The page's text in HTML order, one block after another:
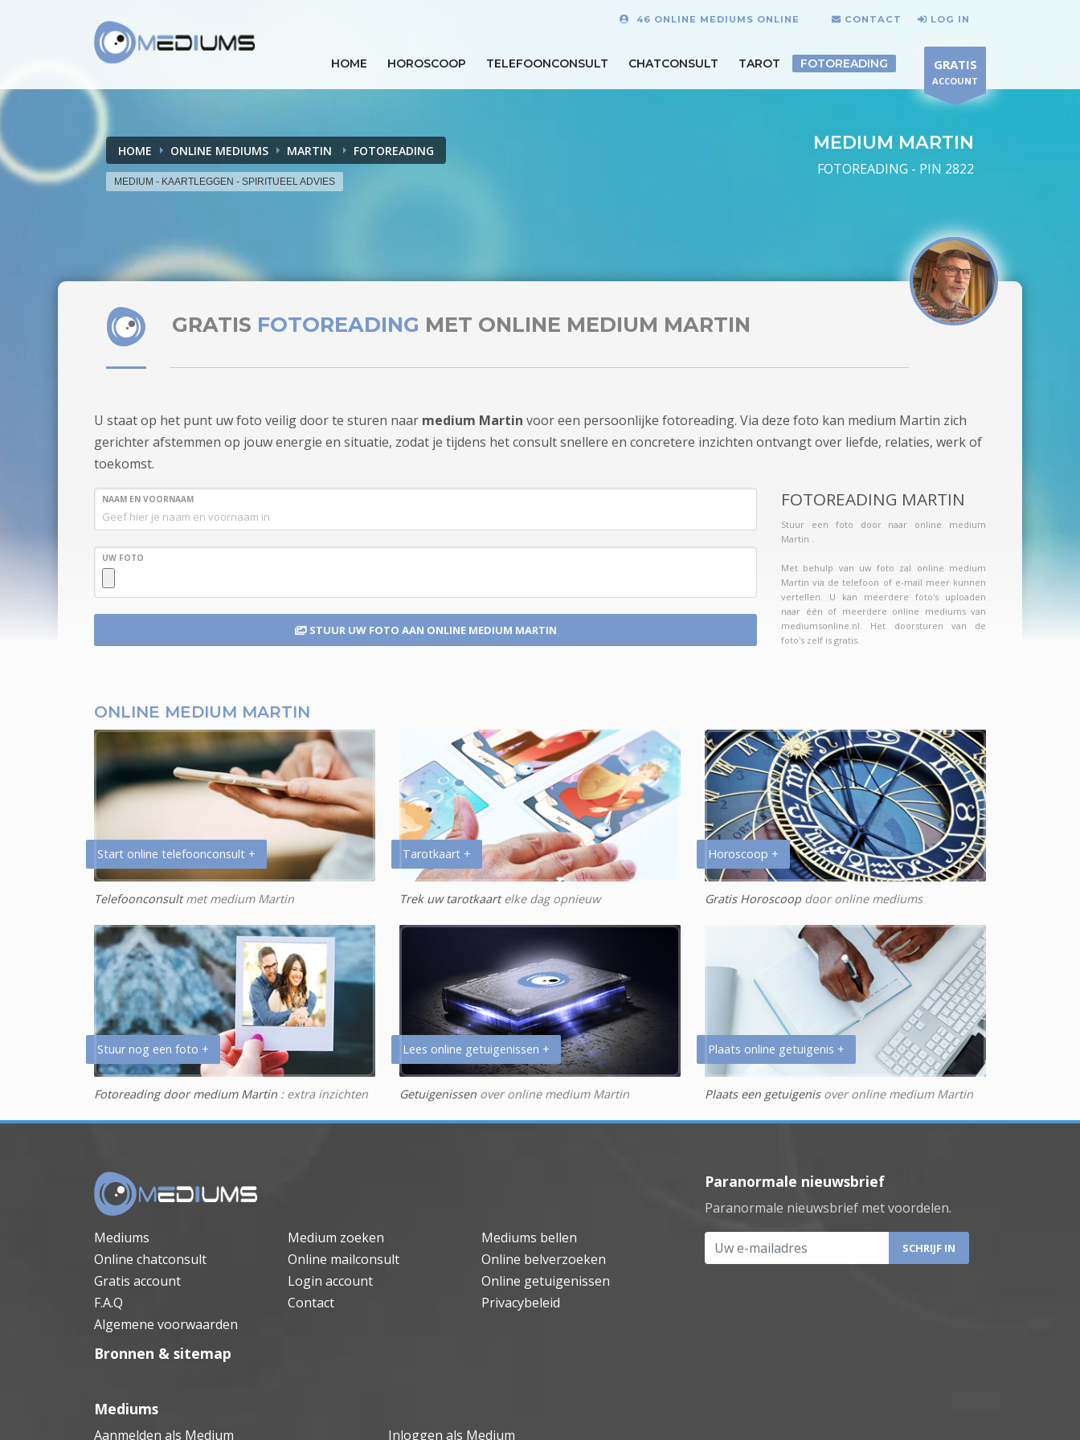
46 ONLINE MEDIUMS ONLINE CONTACT LOG IN
HOME HOROSCOOP TELEFOONCONSULT CHATCONSULT TAROT FOTOREADING GRATIS
ACCOUNT
HOME ONLINE MEDIUMS MARTIN FOTOREADING
MEDIUM - KAARTLEGGEN - SPIRITUEEL ADVIES
MEDIUM MARTIN
FOTOREADING - PIN 2822
GRATIS FOTOREADING MET ONLINE MEDIUM MARTIN
U staat op het punt uw foto veilig door te sturen naar medium Martin voor een persoonlijke fotoreading. Via deze foto kan medium Martin zich
gerichter afstemmen op jouw energie en situatie, zodat je tijdens het consult snellere en concretere inzichten ontvangt over liefde, relaties, werk of
toekomst.
NAAM EN VOORNAAM
UW FOTO
STUUR UW FOTO AAN ONLINE MEDIUM MARTIN
FOTOREADING MARTIN
Stuur een foto door naar online medium
Martin .
Met behulp van uw foto zal online medium
Martin via de telefoon of e-mail meer kunnen
vertellen. U kan meerdere foto's uploaden
naar één of meerdere online mediums van
mediumsonline.nl. Het doorsturen van de
foto's zelf is gratis.
ONLINE MEDIUM MARTIN
Start online telefoonconsult +
Telefoonconsultmet medium Martin
Tarotkaart +
Trek uw tarotkaartelke dag opnieuw
Horoscoop +
Gratis Horoscoopdoor online mediums
Stuur nog een foto +
Fotoreading door medium Martin : extra inzichten
Lees online getuigenissen +
Getuigenissen over online medium Martin
Plaats online getuigenis +
Plaats een getuigenisover online medium Martin
Mediums Medium zoeken
Mediums bellen
Online chatconsult
Online mailconsult
Online belverzoeken
Gratis account
Login account
Online getuigenissen
F.A.Q
Contact
Privacybeleid
Algemene voorwaarden
Paranormale nieuwsbrief
Paranormale nieuwsbrief met voordelen.
Uw e-mailadres
Bronnen & sitemap
Mediums
Aanmelden als Medium Inloggen als Medium